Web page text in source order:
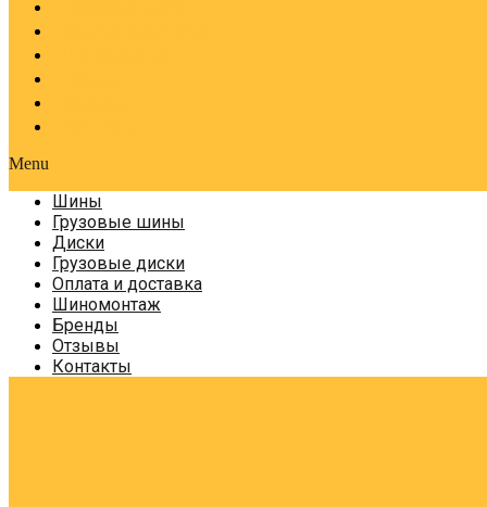
Menu
Шины
Грузовые шины
Диски
Грузовые диски
Оплата и доставка
Шиномонтаж
Бренды
Отзывы
Контакты